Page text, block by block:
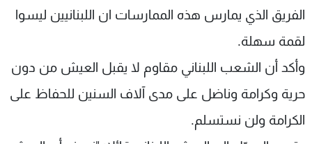
الفريق الذي يمارس هذه الممارسات ان اللبنانيين ليسوا
لقمة سهلة.
وأكد أن الشعب اللبناني مقاوم لا يقبل العيش من دون
حرية وكرامة وناضل على مدى آلاف السنين للحفاظ على
الكرامة ولن نستسلم.